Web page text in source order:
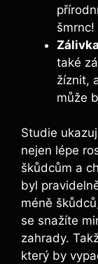
šmrnc!
také
žíznit,
může
Studie
nejen lépe
škůdcům a
byl
méně
se snažíte
zahrady.
který by